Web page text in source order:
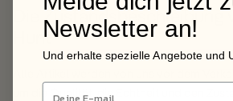
Die Zustandsbeschreibung
Hunt
um die Qualität, die Echtheit und den
Newsletter an!
Und erhalte spezielle Angebote und